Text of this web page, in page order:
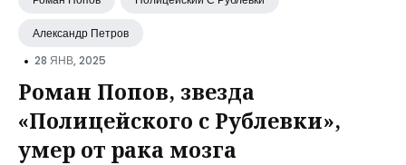
Александр Петров
• 28 ЯНВ, 2025
Роман Попов, звезда
«Полицейского с Рублевки»,
умер от рака мозга